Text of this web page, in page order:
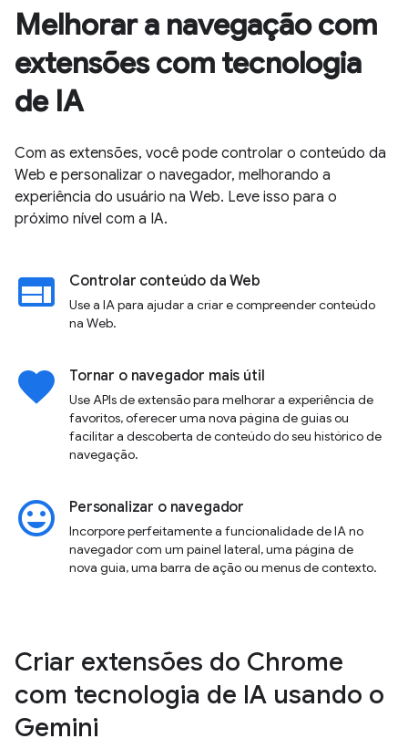
Melhorar a navegação com
extensões com tecnologia
de IA
Com as extensões, você pode controlar o conteúdo da
Web e personalizar o navegador, melhorando a
experiência do usuário na Web. Leve isso para o
próximo nível com a IA.
web Controlar conteúdo da Web
Use a IA para ajudar a criar e compreender conteúdo
na Web.
favorite Tornar o navegador mais útil
Use APIs de extensão para melhorar a experiência de
favoritos, oferecer uma nova página de guias ou
facilitar a descoberta de conteúdo do seu histórico de
navegação.
insert_emoticon Personalizar o navegador
Incorpore perfeitamente a funcionalidade de IA no
navegador com um painel lateral, uma página de
nova guia, uma barra de ação ou menus de contexto.
Criar extensões do Chrome
com tecnologia de IA usando o
Gemini